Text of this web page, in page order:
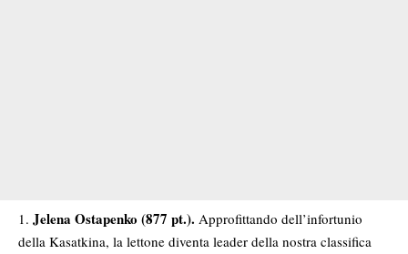
Jelena Ostapenko (877 pt.). Approfittando dell’infortunio
della Kasatkina, la lettone diventa leader della nostra classifica